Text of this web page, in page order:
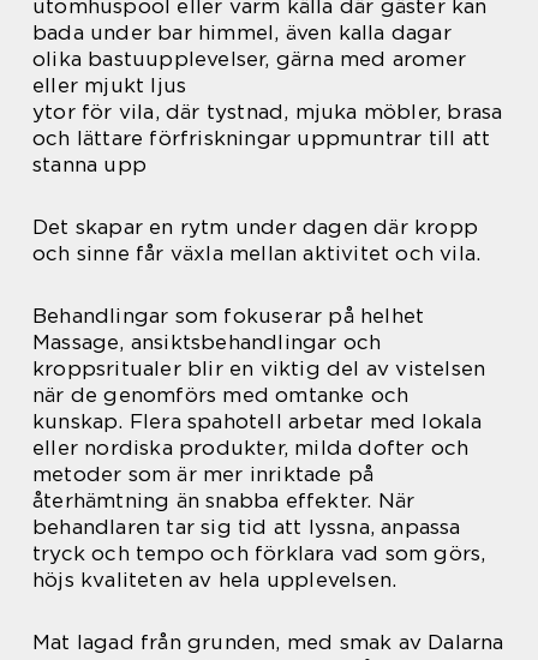
utomhuspool eller varm källa där gäster kan
bada under bar himmel, även kalla dagar
olika bastuupplevelser, gärna med aromer
eller mjukt ljus
ytor för vila, där tystnad, mjuka möbler, brasa
och lättare förfriskningar uppmuntrar till att
stanna upp
Det skapar en rytm under dagen där kropp
och sinne får växla mellan aktivitet och vila.
Behandlingar som fokuserar på helhet
Massage, ansiktsbehandlingar och
kroppsritualer blir en viktig del av vistelsen
när de genomförs med omtanke och
kunskap. Flera spahotell arbetar med lokala
eller nordiska produkter, milda dofter och
metoder som är mer inriktade på
återhämtning än snabba effekter. När
behandlaren tar sig tid att lyssna, anpassa
tryck och tempo och förklara vad som görs,
höjs kvaliteten av hela upplevelsen.
Mat lagad från grunden, med smak av Dalarna